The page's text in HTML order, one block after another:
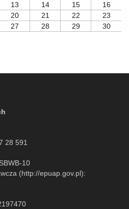
13 14 15
16
20 21 22
23
27 28 29
30
28 591
10
(http://epuap.gov.pl):